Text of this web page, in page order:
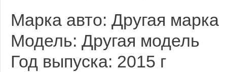
Марка авто: Другая марка
Модель: Другая модель
Год выпуска: 2015 г